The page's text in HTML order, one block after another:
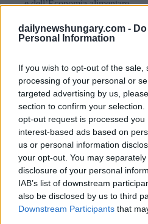
dailynewshungary.com -
Personal Information
If you wish to opt-out of the
processing of your personal or
targeted advertising by us,
section to confirm your
opt-out request is processed you
interest-based ads based on
us or personal information
your opt-out. You may
disclosure of your personal
IAB’s list of downstream
also be disclosed by us to third
Downstream Participants that
e dell’Economia alimentare
Poi, il 22 aprile, Magyar ha
Primo Ministro
Viktória Lőrincz (deputato per
dello Sviluppo Regionale e
Due giorni dopo, sono stati nominati
Dávid Vitézy (attuale
Budapest) – Ministro dei
Vilmos Kátai-Németh (deputato
– Ministro degli Affari Sociali e
Judit Lannert (esperta di
dell’Infanzia e dell’Istruzione